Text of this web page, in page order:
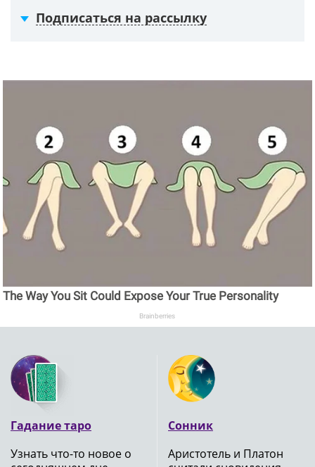
Подписаться на рассылку
The Way You Sit Could Expose Your True Personality
Brainberries
Гадание таро
Узнать что-то новое о
Сонник
Аристотель и Платон